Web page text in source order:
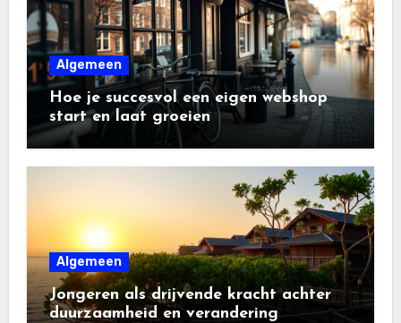
Algemeen
Hoe je succesvol een eigen webshop
start en laat groeien
Algemeen
Jongeren als drijvende kracht achter
duurzaamheid en verandering